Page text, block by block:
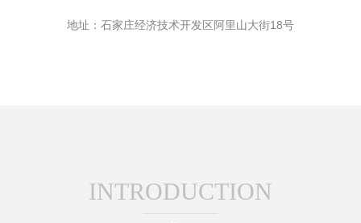
地址：石家庄经济技术开发区阿里山大街18号
INTRODUCTION